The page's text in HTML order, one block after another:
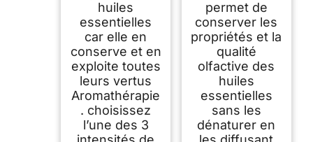
huiles
essentielles
car elle en
conserve et en
exploite toutes
leurs vertus
Aromathérapie
. choisissez
l’une des 3
permet de
conserver les
propriétés et la
qualité
olfactive des
huiles
essentielles
sans les
dénaturer en